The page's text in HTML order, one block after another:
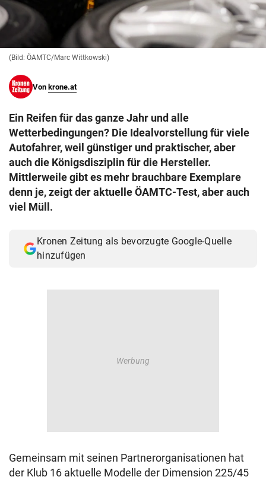
© Krone Multimedia GmbH & Co KG 2026
Muthgasse 2, 1190 Wien
(Bild: ÖAMTC/Marc Wittkowski)
Von krone.at
Ein Reifen für das ganze Jahr und alle
Wetterbedingungen? Die Idealvorstellung für viele
Autofahrer, weil günstiger und praktischer, aber
auch die Königsdisziplin für die Hersteller.
Mittlerweile gibt es mehr brauchbare Exemplare
denn je, zeigt der aktuelle ÖAMTC-Test, aber auch
viel Müll.
Kronen Zeitung als bevorzugte Google-Quelle
hinzufügen
Gemeinsam mit seinen Partnerorganisationen hat
der Klub 16 aktuelle Modelle der Dimension 225/45